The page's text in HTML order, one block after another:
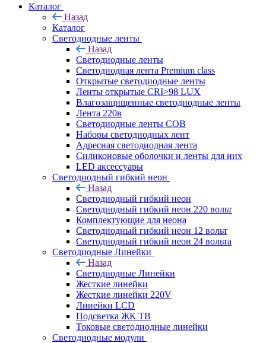
Каталог
Назад
Каталог
Светодиодные ленты
Назад
Светодиодные ленты
Светодиодная лента Premium class
Открытые светодиодные ленты
Ленты открытые CRI>98 LUX
Влагозащищенные светодиодные ленты
Лента 220в
Светодиодные ленты COB
Наборы светодиодных лент
Адресная светодиодная лента
Силиконовые оболочки и ленты для них
LED аксессуары
Светодиодный гибкий неон
Назад
Светодиодный гибкий неон
Светодиодный гибкий неон 220 вольт
Комплектующие для неона
Светодиодный гибкий неон 12 вольт
Светодиодный гибкий неон 24 вольта
Светодиодные Линейки
Назад
Светодиодные Линейки
Жесткие линейки
Жесткие линейки 220V
Линейки LCD
Подсветка ЖК ТВ
Токовые светодиодные линейки
Светодиодные модули